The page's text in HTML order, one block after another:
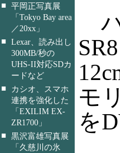
■ 平岡正写真展
「Tokyo Bay area
／20xx」
■ Lexar、読み出し
300MB/秒の
UHS-II対応SDカ
ードなど
■
カシオ、スマホ
連携を強化した
「EXILIM EX-
ZR1700」
■ 黒沢富雄写真展
「久慈川の氷
ハ
モ
を